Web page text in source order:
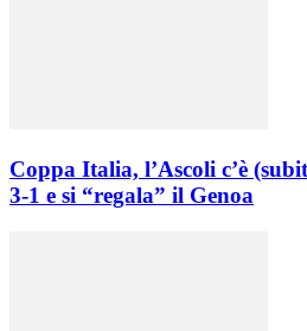
Coppa Italia, l’Ascoli c’è
3-1 e si “regala” il Genoa